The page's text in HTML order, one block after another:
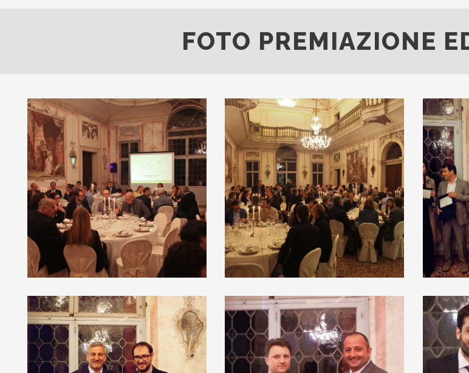
FOTO PREMIAZIONE